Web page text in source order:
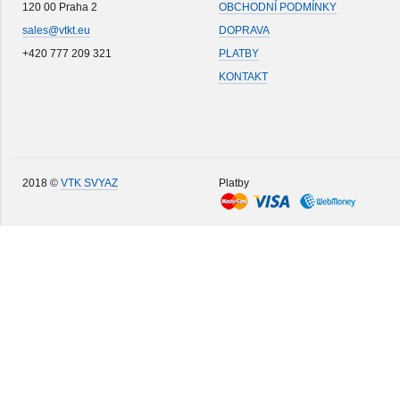
120 00 Praha 2
sales@vtkt.eu
+420 777 209 321
OBCHODNÍ PODMÍNKY
DOPRAVA
PLATBY
KONTAKT
2018 © VTK SVYAZ Platby